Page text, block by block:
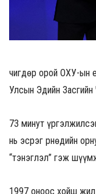
Өчигдөр орой ОХУ-ын
Улсын Эдийн
73 минут
нь эсрэг Өрнөдийн
“тэнэглэл” гэж
1997 оноос хойш жил